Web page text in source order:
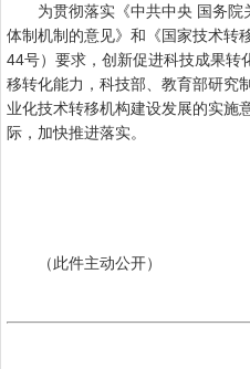
为贯彻落实《中共中央 国务院
体制机制的意见》和《国家技术转
44号）要求，创新促进科技成果转
移转化能力，科技部、教育部研究
业化技术转移机构建设发展的实施
际，加快推进落实。
科 技
2020年
（此件主动公开）